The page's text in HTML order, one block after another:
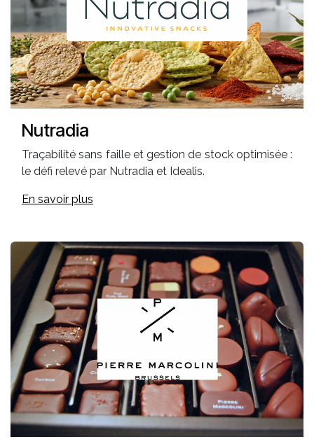
Nutradia
Traçabilité sans faille et gestion de stock optimisée :
le défi relevé par Nutradia et Idealis.
En savoir plus